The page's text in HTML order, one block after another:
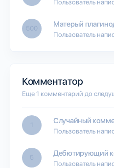
Пользователь
500 Матерый
Пользователь
Комментатор
Еще 1 комментарий до
1 Случайный
Пользователь
5 Дебютирующий
Пользователь